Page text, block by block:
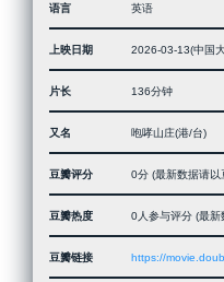
语言 英语
上映日期 2026-03-13(中国
片长 136分钟
又名 咆哮山庄(港/台)
豆瓣评分 0分 (最新数据请以
豆瓣热度 0人参与评分 (最新
豆瓣链接 https://